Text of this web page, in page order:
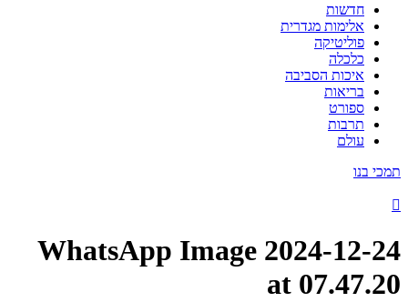
חדשות
אלימות מגדרית
פוליטיקה
כלכלה
איכות הסביבה
בריאות
ספורט
תרבות
עולם
תמכי בנו
WhatsApp Image 2024-12-24
at 07.47.20